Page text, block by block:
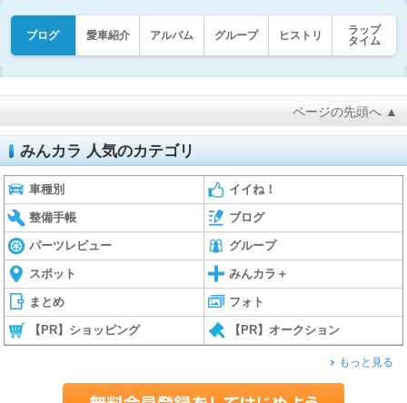
ブログ 愛車紹介 アルバム グループ ヒストリ
ラップ
タイム
ページの先頭へ ▲
みんカラ 人気のカテゴリ
車種別 イイね！
整備手帳 ブログ
パーツレビュー グループ
スポット みんカラ＋
まとめ フォト
【PR】ショッピング 【PR】オークション
もっと見る